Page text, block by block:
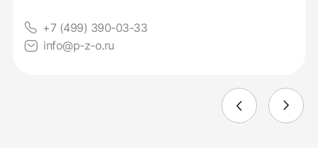
+7 (499) 390-03-33
info@p-z-o.ru